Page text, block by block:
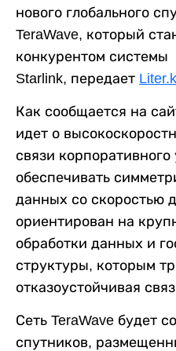
нового глобального
TeraWave, который
конкурентом системы
Starlink, передает
Как сообщается на
идет о
связи
обеспечивать
данных со скоростью
ориентирован на
обработки данных и
структуры, которым
отказоустойчивая
Сеть TeraWave будет
спутников,